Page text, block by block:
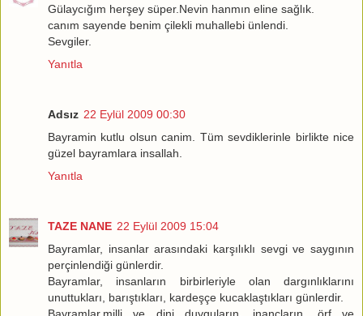
Gülaycığım herşey süper.Nevin hanmın eline sağlık.
canım sayende benim çilekli muhallebi ünlendi.
Sevgiler.
Yanıtla
Adsız 22 Eylül 2009 00:30
Bayramin kutlu olsun canim. Tüm sevdiklerinle birlikte nice
güzel bayramlara insallah.
Yanıtla
TAZE NANE 22 Eylül 2009 15:04
Bayramlar, insanlar arasındaki karşılıklı sevgi ve saygının
perçinlendiği günlerdir.
Bayramlar, insanların birbirleriyle olan dargınlıklarını
unuttukları, barıştıkları, kardeşçe kucaklaştıkları günlerdir.